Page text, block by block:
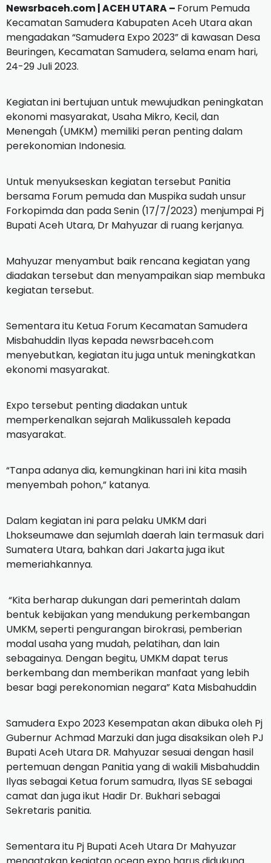
Newsrbaceh.com |ACEH UTARA – Forum Pemuda
Kecamatan Samudera Kabupaten Aceh Utara akan
mengadakan “Samudera Expo 2023” di kawasan Desa
Beuringen, Kecamatan Samudera, selama enam hari,
24-29 Juli 2023.
Kegiatan ini bertujuan untuk mewujudkan peningkatan
ekonomi masyarakat, Usaha Mikro, Kecil, dan
Menengah (UMKM) memiliki peran penting dalam
perekonomian Indonesia.
Untuk menyukseskan kegiatan tersebut Panitia
bersama Forum pemuda dan Muspika sudah unsur
Forkopimda dan pada Senin (17/7/2023) menjumpai Pj
Bupati Aceh Utara, Dr Mahyuzar di ruang kerjanya.
Mahyuzar menyambut baik rencana kegiatan yang
diadakan tersebut dan menyampaikan siap membuka
kegiatan tersebut.
Sementara itu Ketua Forum Kecamatan Samudera
Misbahuddin Ilyas kepada newsrbaceh.com
menyebutkan, kegiatan itu juga untuk meningkatkan
ekonomi masyarakat.
Expo tersebut penting diadakan untuk
memperkenalkan sejarah Malikussaleh kepada
masyarakat.
“Tanpa adanya dia, kemungkinan hari ini kita masih
menyembah pohon,” katanya.
Dalam kegiatan ini para pelaku UMKM dari
Lhokseumawe dan sejumlah daerah lain termasuk dari
Sumatera Utara, bahkan dari Jakarta juga ikut
memeriahkannya.
“Kita berharap dukungan dari pemerintah dalam
bentuk kebijakan yang mendukung perkembangan
UMKM, seperti pengurangan birokrasi, pemberian
modal usaha yang mudah, pelatihan, dan lain
sebagainya. Dengan begitu, UMKM dapat terus
berkembang dan memberikan manfaat yang lebih
besar bagi perekonomian negara” Kata Misbahuddin
Samudera Expo 2023 Kesempatan akan dibuka oleh Pj
Gubernur Achmad Marzuki dan juga disaksikan oleh PJ
Bupati Aceh Utara DR. Mahyuzar sesuai dengan hasil
pertemuan dengan Panitia yang di wakili Misbahuddin
Ilyas sebagai Ketua forum samudra, Ilyas SE sebagai
camat dan juga ikut Hadir Dr. Bukhari sebagai
Sekretaris panitia.
Sementara itu Pj Bupati Aceh Utara Dr Mahyuzar